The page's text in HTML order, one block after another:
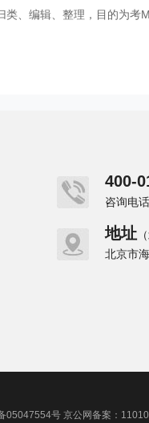
、编辑、整理，目的为考
400-
咨询电
地址
北京市
05047554号 京公网备案：